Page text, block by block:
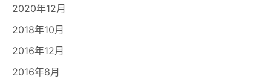
2020年12月
2018年10月
2016年12月
2016年8月